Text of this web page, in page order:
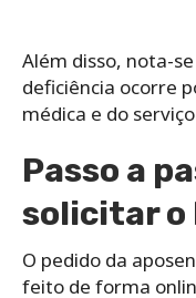
Além disso, nota-
deficiência ocorre
médica e do
Passo a
solicitar o
O pedido da
feito de forma